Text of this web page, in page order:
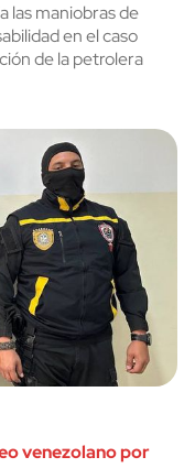
las maniobras de
en el caso
de la petrolera
venezolano por